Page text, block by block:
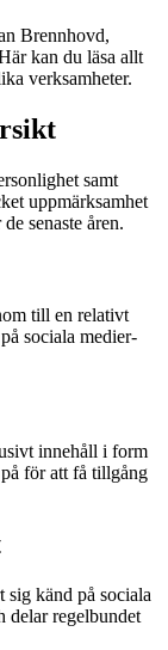
Brennhovd,
kan du läsa allt
verksamheter.
samt
uppmärksamhet
senaste åren.
till en relativt
sociala medier-
innehåll i form
för att få tillgång
sig känd på sociala
delar regelbundet